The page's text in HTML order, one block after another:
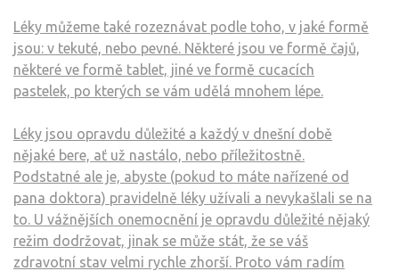
Léky můžeme také rozeznávat podle toho, v jaké formě
jsou: v tekuté, nebo pevné. Některé jsou ve formě čajů,
některé ve formě tablet, jiné ve formě cucacích
pastelek, po kterých se vám udělá mnohem lépe.
Léky jsou opravdu důležité a každý v dnešní době
nějaké bere, ať už nastálo, nebo příležitostně.
Podstatné ale je, abyste (pokud to máte nařízené od
pana doktora) pravidelně léky užívali a nevykašlali se na
to. U vážnějších onemocnění je opravdu důležité nějaký
režim dodržovat, jinak se může stát, že se váš
zdravotní stav velmi rychle zhorší. Proto vám radím